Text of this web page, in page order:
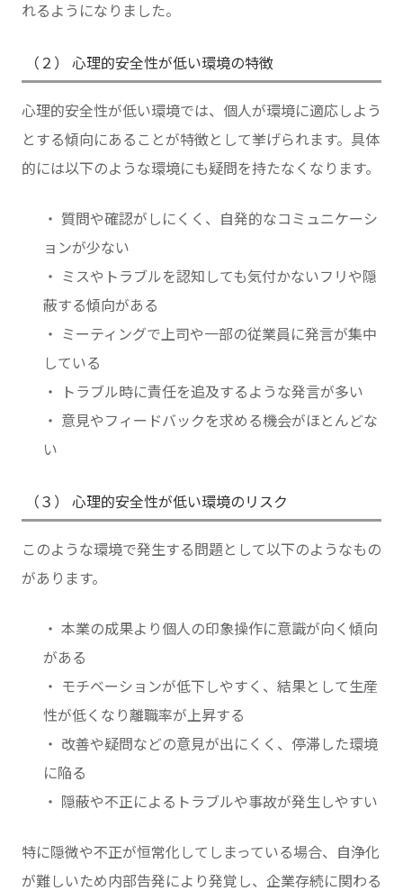
れるようになりました。
（２） 心理的安全性が低い環境の特徴
心理的安全性が低い環境では、個人が環境に適応しよう
とする傾向にあることが特徴として挙げられます。具体
的には以下のような環境にも疑問を持たなくなります。
・ 質問や確認がしにくく、自発的なコミュニケーシ
ョンが少ない
・ ミスやトラブルを認知しても気付かないフリや隠
蔽する傾向がある
・ ミーティングで上司や一部の従業員に発言が集中
している
・ トラブル時に責任を追及するような発言が多い
・ 意見やフィードバックを求める機会がほとんどな
い
（３） 心理的安全性が低い環境のリスク
このような環境で発生する問題として以下のようなもの
があります。
・ 本業の成果より個人の印象操作に意識が向く傾向
がある
・ モチベーションが低下しやすく、結果として生産
性が低くなり離職率が上昇する
・ 改善や疑問などの意見が出にくく、停滞した環境
に陥る
・ 隠蔽や不正によるトラブルや事故が発生しやすい
特に隠微や不正が恒常化してしまっている場合、自浄化
が難しいため内部告発により発覚し、企業存続に関わる